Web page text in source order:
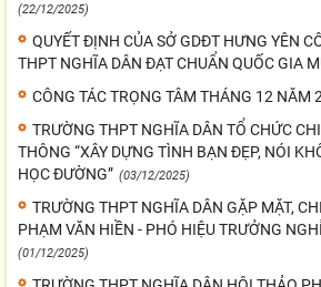
(22/12/2025)
QUYẾT ĐỊNH CỦA SỞ GDĐT HƯNG YÊN
THPT NGHĨA DÂN ĐẠT CHUẨN QUỐC GIA
CÔNG TÁC TRỌNG TÂM THÁNG 12 NĂM
TRƯỜNG THPT NGHĨA DÂN TỔ CHỨC
THÔNG “XÂY DỰNG TÌNH BẠN ĐẸP, NÓI
HỌC ĐƯỜNG” (03/12/2025)
TRƯỜNG THPT NGHĨA DÂN GẶP MẶT,
PHẠM VĂN HIỀN - PHÓ HIỆU TRƯỞNG
(01/12/2025)